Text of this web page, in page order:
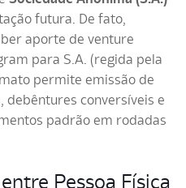
futura. De fato,
aporte de venture
para S.A. (regida pela
permite emissão de
debêntures conversíveis e
padrão em rodadas
Pessoa Física